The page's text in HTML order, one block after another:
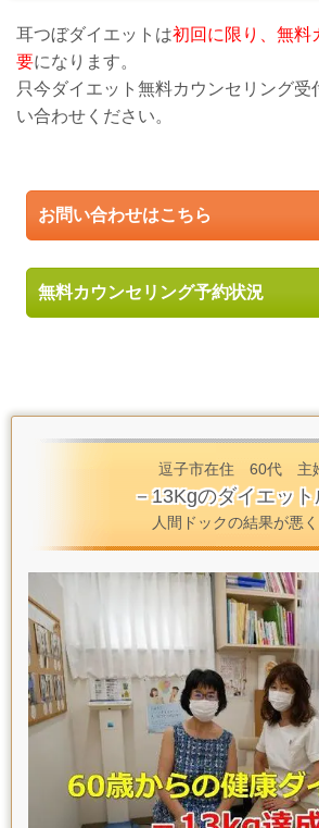
耳つぼダイエットは初回に限り、無料
要になります。
只今ダイエット無料カウンセリング受
い合わせください。
お問い合わせはこちら
無料カウンセリング予約状況
逗子市在住 60代 主
－13Kgのダイエッ
人間ドックの結果が悪